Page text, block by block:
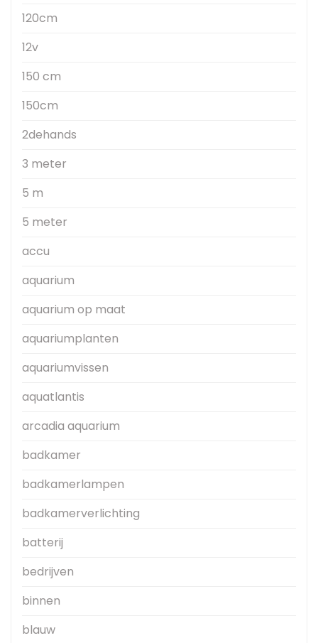
120cm
12v
150 cm
150cm
2dehands
3 meter
5 m
5 meter
accu
aquarium
aquarium op maat
aquariumplanten
aquariumvissen
aquatlantis
arcadia aquarium
badkamer
badkamerlampen
badkamerverlichting
batterij
bedrijven
binnen
blauw